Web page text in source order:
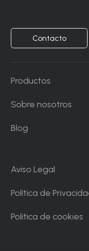
Contacto
Productos
Sobre nosotros
Blog
Aviso Legal
Política de
Politica de cookies